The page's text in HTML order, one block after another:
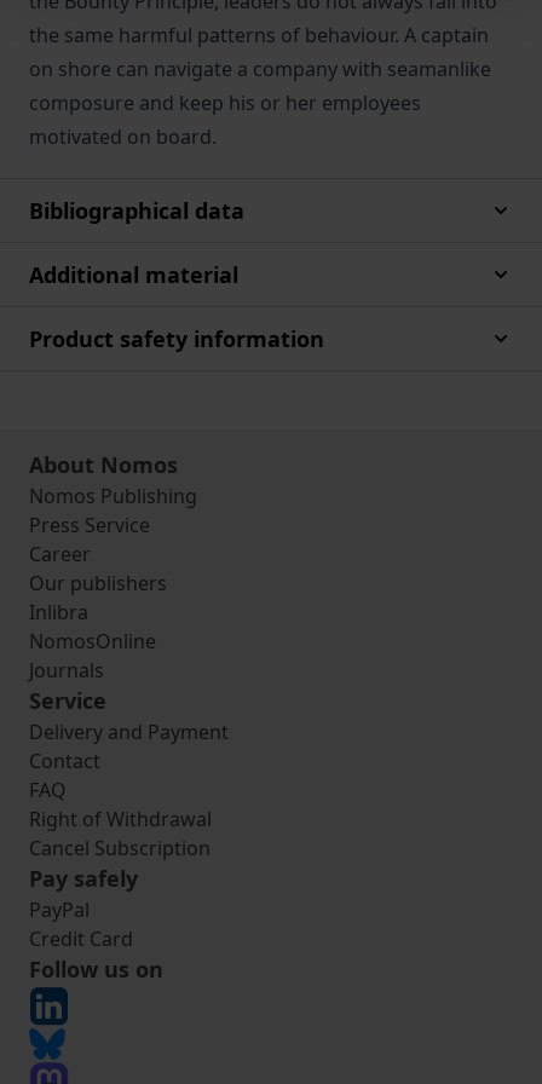
the same harmful patterns of behaviour. A captain
on shore can navigate a company with seamanlike
composure and keep his or her employees
motivated on board.
Bibliographical data
Additional material
Product safety information
About Nomos
Nomos Publishing
Press Service
Career
Our publishers
Inlibra
NomosOnline
Journals
Service
Delivery and Payment
Contact
FAQ
Right of Withdrawal
Cancel Subscription
Pay safely
PayPal
Credit Card
Follow us on